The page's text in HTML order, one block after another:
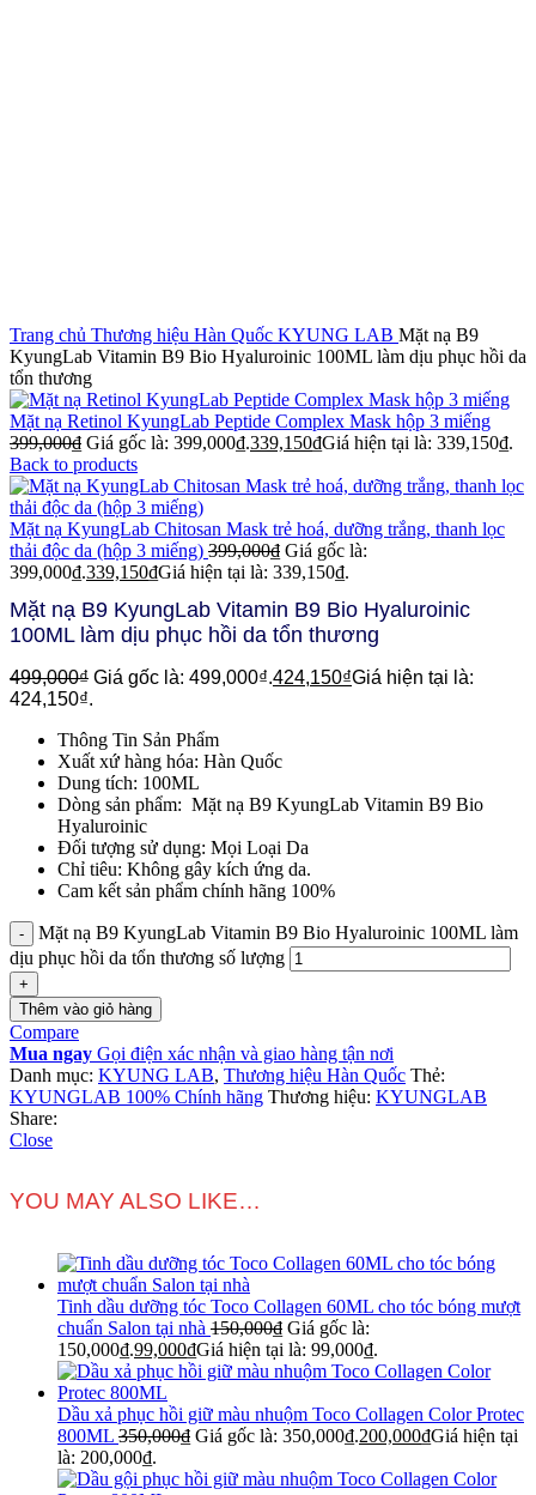
Trang chủ Thương hiệu Hàn Quốc KYUNG LAB Mặt nạ B9
KyungLab Vitamin B9 Bio Hyaluroinic 100ML làm dịu phục hồi da
tổn thương
Mặt nạ Retinol KyungLab Peptide Complex Mask hộp 3 miếng
399,000₫ Giá gốc là: 399,000₫.339,150₫Giá hiện tại là: 339,150₫.
Back to products
Mặt nạ KyungLab Chitosan Mask trẻ hoá, dưỡng trắng, thanh lọc
thải độc da (hộp 3 miếng) 399,000₫ Giá gốc là:
399,000₫.339,150₫Giá hiện tại là: 339,150₫.
Mặt nạ B9 KyungLab Vitamin B9 Bio Hyaluroinic
100ML làm dịu phục hồi da tổn thương
499,000₫ Giá gốc là: 499,000₫.424,150₫Giá hiện tại là:
424,150₫.
Thông Tin Sản Phẩm
Xuất xứ hàng hóa: Hàn Quốc
Dung tích: 100ML
Dòng sản phẩm: Mặt nạ B9 KyungLab Vitamin B9 Bio
Hyaluroinic
Đối tượng sử dụng: Mọi Loại Da
Chỉ tiêu: Không gây kích ứng da.
Cam kết sản phẩm chính hãng 100%
Mặt nạ B9 KyungLab Vitamin B9 Bio Hyaluroinic 100ML làm
dịu phục hồi da tổn thương số lượng
Thêm vào giỏ hàng
Compare
Mua ngay Gọi điện xác nhận và giao hàng tận nơi
Danh mục: KYUNG LAB, Thương hiệu Hàn Quốc Thẻ:
KYUNGLAB 100% Chính hãng Thương hiệu: KYUNGLAB
Share:
Close
YOU MAY ALSO LIKE…
Tinh dầu dưỡng tóc Toco Collagen 60ML cho tóc bóng mượt
chuẩn Salon tại nhà 150,000₫ Giá gốc là:
150,000₫.99,000₫Giá hiện tại là: 99,000₫.
Dầu xả phục hồi giữ màu nhuộm Toco Collagen Color Protec
800ML 350,000₫ Giá gốc là: 350,000₫.200,000₫Giá hiện tại
là: 200,000₫.